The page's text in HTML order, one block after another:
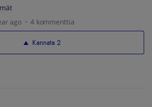
ago
4 kommenttia
Kannata 2